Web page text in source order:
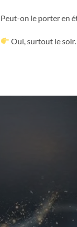
Peut-on le porter en
Oui, surtout le soir.